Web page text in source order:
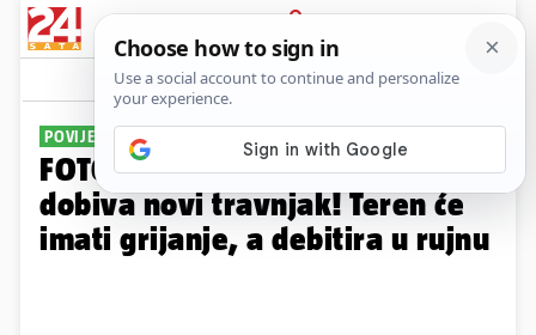
PRIJAVA
Galerija Komentari
POVIJESNI ZAHVAT
FOTO Nakon 38 godina Gorica
dobiva novi travnjak! Teren će
imati grijanje, a debitira u rujnu